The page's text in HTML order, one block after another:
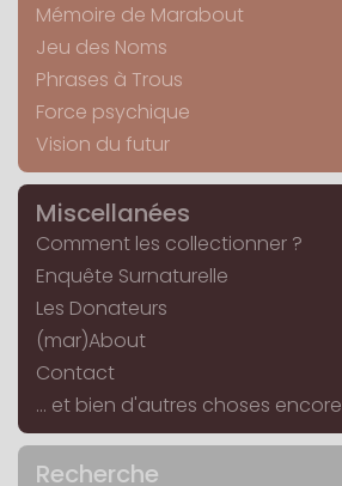
Mémoire de Marabout
Jeu des Noms
Phrases à Trous
Force psychique
Vision du futur
Miscellanées
Comment les collectionner ?
Enquête Surnaturelle
Les Donateurs
(mar)About
Contact
... et bien d'autres choses encore
Recherche